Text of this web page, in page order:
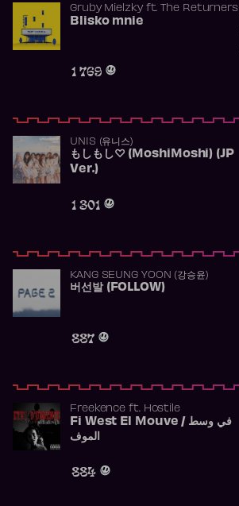
Gruby Mielzkyft. The Returners
Blisko mnie
1 769
UNIS (유니스)
もしもし♡ (MoshiMoshi) (JP
Ver.)
1 301
KANG SEUNG YOON (강승윤)
버선발 (FOLLOW)
887
Freekence ft. Hostile
Fi West El Mouve / في وسط
الموف
884